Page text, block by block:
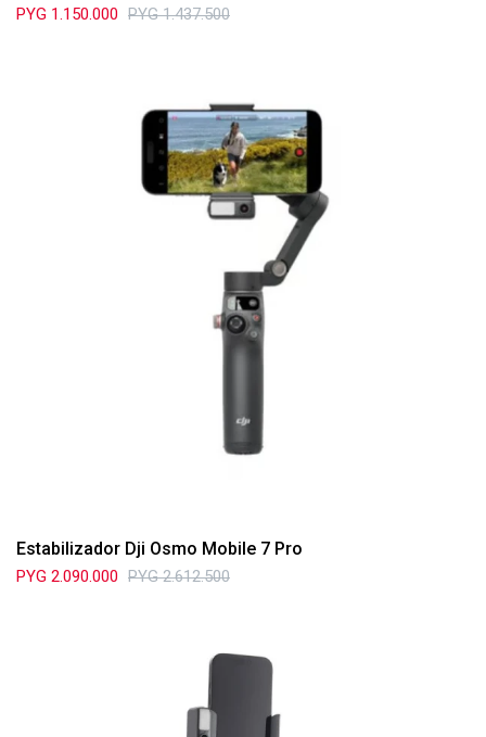
PYG 1.150.000 PYG 1.437.500
Estabilizador Dji Osmo Mobile 7 Pro
PYG 2.090.000 PYG 2.612.500